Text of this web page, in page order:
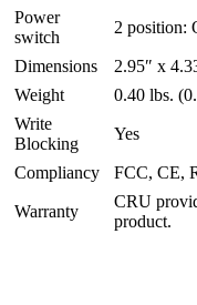
Power
switch
2 position:
Dimensions
2.95″ x
Weight
0.40 lbs.
Write
Blocking
Yes
Compliancy FCC, CE,
Warranty
CRU
product.